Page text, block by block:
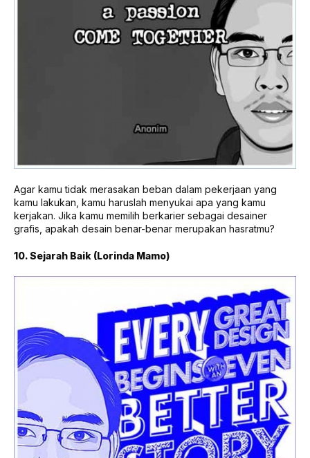
Agar kamu tidak merasakan beban dalam pekerjaan yang
kamu lakukan, kamu haruslah menyukai apa yang kamu
kerjakan. Jika kamu memilih berkarier sebagai desainer
grafis, apakah desain benar-benar merupakan hasratmu?
10. Sejarah Baik (Lorinda Mamo)